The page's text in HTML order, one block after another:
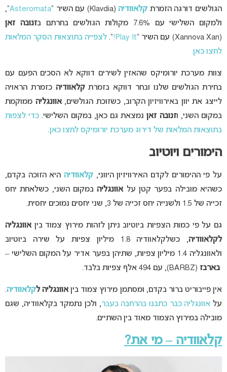
הגולשים דורגה הזמרת קלאוודיה (Klavdia) עם השיר “ Asteromata
“,
ולמקום השלישי עם 7.6% מקולות הגולשים בחרתם ב
זנובה זאן
(Xannova Xan) עם השיר “
Play It!
“. לצפייה בתוצאות הסקר המלאות
לחצו כאן.
צוות מערכת יורומיקס שהאזין לשירים דווקא לא הסכים הפעם עם
בחירת הגולשים שלנו ובחר דווקא בזמרתקלאוודיהכזמרת הראויה
לייצג את יוון באירוויזיון הקרוב, כשזוכת הגולשים,אוונגליה ממוקמת
במקום השני, וזנובה זאן נמצאת גם כאן, במקום השלישי. כדי לצפות
בתוצאות המלאות של דירוג מערכת יורומיקס לחצו כאן.
הימורים ויוטיוב
על פי ההימורים לקדם האירוויזיון היווני, קלאוודיה היא הזוכה בקדם,
כשהיא מובילה בפער קטן עלאוונגליה במקום השני, כשלאחת יחס
זכייה של 1.5 ולשנייה יחס זכייה של 3, שני יחסים נמוכים יחסית.
גם על פי כמות הצפיות ביוטיוב ניתן לזהות מירוץ צמוד ביןאוונגליה
לקלאוודיה
, כשלקלאוודיה 1.8 מיליון צפיות על שירה ביוטיוב
ולאוונגליה 1.4 מיליון צפיות, שתיהן בפער אדיר על המקום השלישי –
בארבז (BARBZ), עם 494 אלף צפיות בלבד.
אין פייבוריט ברור בקדם, ומסתמן מירוץ צמוד ביןאוונגליה לקלאוודיה.
על אוונגליה כבר כתבנו בהרחבה בעבר, ולכן נתמקד בקלאוודיה, שגם
מובילה במירוץ הצמוד מאוד בין השתיים.
קלאוודיה – מי את?